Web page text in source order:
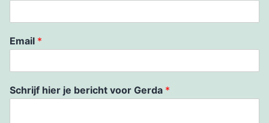
Email *
Schrijf hier je bericht voor Gerda *